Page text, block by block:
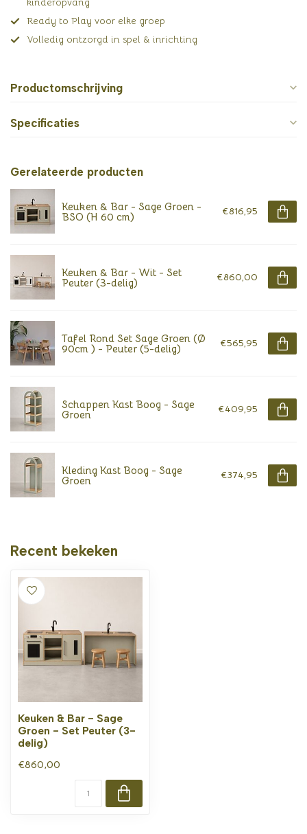
Ready to Play voor elke groep
Volledig ontzorgd in spel & inrichting
Productomschrijving
Specificaties
Gerelateerde producten
Keuken & Bar - Sage Groen -
BSO (H 60 cm) €816,95
Keuken & Bar - Wit - Set
Peuter (3-delig) €860,00
Tafel Rond Set Sage Groen (Ø
90cm ) - Peuter (5-delig) €565,95
Schappen Kast Boog - Sage
Groen €409,95
Kleding Kast Boog - Sage
Groen €374,95
Recent bekeken
Keuken & Bar - Sage
Groen - Set Peuter (3-
delig)
€860,00